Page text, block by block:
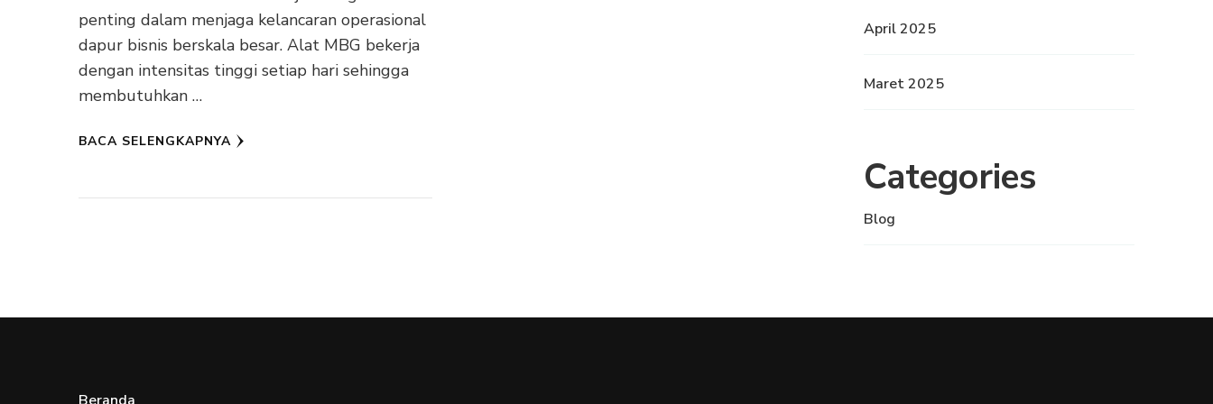
penting dalam menjaga kelancaran operasional
dapur bisnis berskala besar. Alat MBG bekerja
dengan intensitas tinggi setiap hari sehingga
membutuhkan …
BACA SELENGKAPNYA
April 2025
Maret 2025
Categories
Blog